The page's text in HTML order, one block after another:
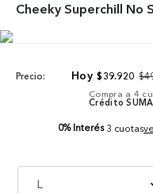
Cheeky Superchill No
Precio: $39.920 $
Compra a 4
Crédito
0% Interés 3 cuotas
L